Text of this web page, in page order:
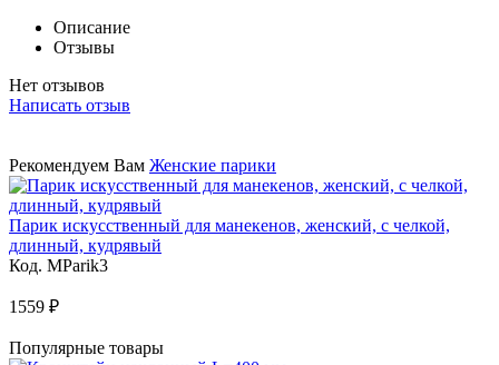
Описание
Отзывы
Нет отзывов
Написать отзыв
Рекомендуем Вам Женские парики
Парик искусственный для манекенов, женский, с челкой,
длинный, кудрявый
Код. MParik3
1559 ₽
Популярные товары